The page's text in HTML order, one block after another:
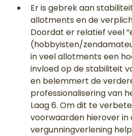
Er is gebrek aan
allotments en de
Doordat er relatief veel
(hobbyisten/
in veel allotments een
invloed op de stabiliteit
en belemmert de
professionalisering van
Laag 6. Om dit te
voorwaarden hierover in
vergunningverlening